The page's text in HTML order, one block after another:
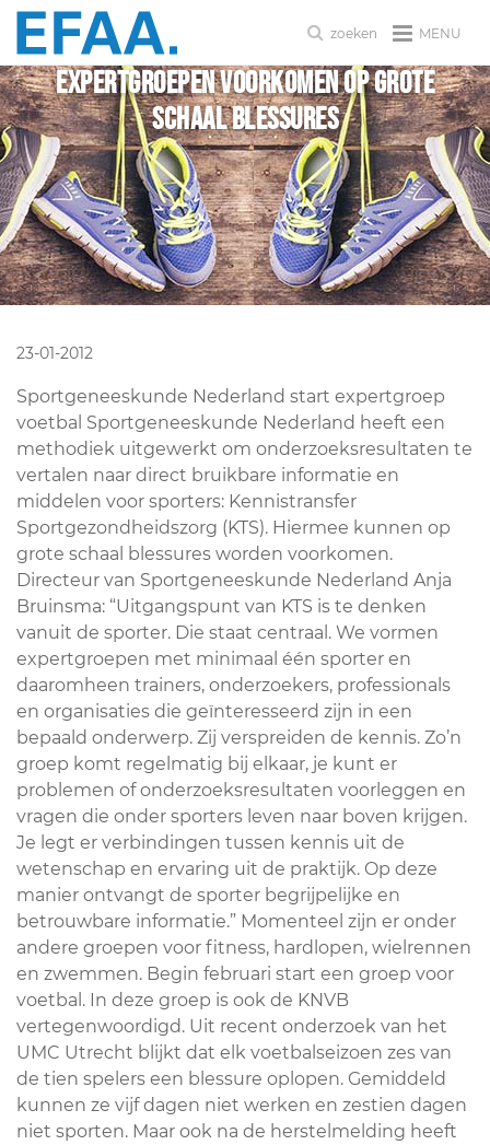
MENU
zoeken
Expertgroepen voorkomen op grote
schaal blessures
23-01-2012
Sportgeneeskunde Nederland start expertgroep
voetbal Sportgeneeskunde Nederland heeft een
methodiek uitgewerkt om onderzoeksresultaten te
vertalen naar direct bruikbare informatie en
middelen voor sporters: Kennistransfer
Sportgezondheidszorg (KTS). Hiermee kunnen op
grote schaal blessures worden voorkomen.
Directeur van Sportgeneeskunde Nederland Anja
Bruinsma: “Uitgangspunt van KTS is te denken
vanuit de sporter. Die staat centraal. We vormen
expertgroepen met minimaal één sporter en
daaromheen trainers, onderzoekers, professionals
en organisaties die geïnteresseerd zijn in een
bepaald onderwerp. Zij verspreiden de kennis. Zo’n
groep komt regelmatig bij elkaar, je kunt er
problemen of onderzoeksresultaten voorleggen en
vragen die onder sporters leven naar boven krijgen.
Je legt er verbindingen tussen kennis uit de
wetenschap en ervaring uit de praktijk. Op deze
manier ontvangt de sporter begrijpelijke en
betrouwbare informatie.” Momenteel zijn er onder
andere groepen voor fitness, hardlopen, wielrennen
en zwemmen. Begin februari start een groep voor
voetbal. In deze groep is ook de KNVB
vertegenwoordigd. Uit recent onderzoek van het
UMC Utrecht blijkt dat elk voetbalseizoen zes van
de tien spelers een blessure oplopen. Gemiddeld
kunnen ze vijf dagen niet werken en zestien dagen
niet sporten. Maar ook na de herstelmelding heeft